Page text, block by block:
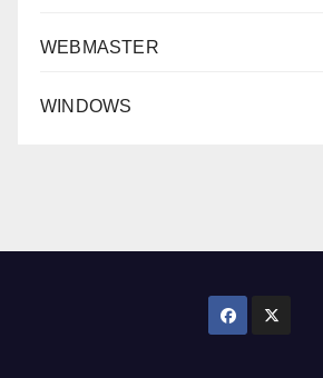
WEBMASTER
WINDOWS